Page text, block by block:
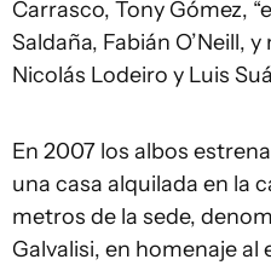
Carrasco, Tony Gómez,
Saldaña, Fabián O’Neill,
Nicolás Lodeiro y Luis
En 2007 los albos
una casa alquilada en la
metros de la sede,
Galvalisi, en homenaje